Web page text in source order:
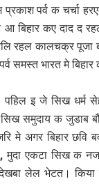
पर्व क चर्चा
बिहार कए दाद द
रहल कालचक्र पूजा
समस्त भारत मे बिहार
इ जे सिख धर्म
समुदाय क जुडाब
मे अगर बिहार
एकटा सिख क
लेल भेटत। किया